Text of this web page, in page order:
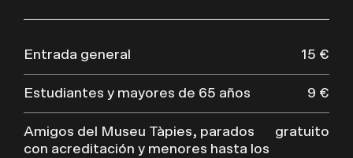
Entrada general 15 €
Estudiantes y mayores de 65 años 9 €
Amigos del Museu Tàpies, parados
con acreditación y menores hasta los
gratuito